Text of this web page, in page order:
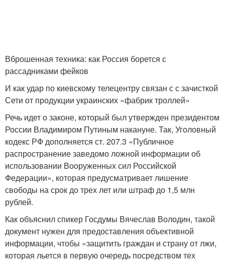
Вброшенная техника: как Россия борется с
рассадниками фейков
И как удар по киевскому телецентру связан с с зачисткой
Сети от продукции украинских «фабрик троллей»
Речь идет о законе, который был утвержден президентом
России Владимиром Путиным накануне. Так, Уголовный
кодекс РФ дополняется ст. 207.3 «Публичное
распространение заведомо ложной информации об
использовании Вооруженных сил Российской
Федерации», которая предусматривает лишение
свободы на срок до трех лет или штраф до 1,5 млн
рублей.
Как объяснил спикер Госдумы Вячеслав Володин, такой
документ нужен для предоставления объективной
информации, чтобы «защитить граждан и страну от лжи,
которая льется в первую очередь посредством тех